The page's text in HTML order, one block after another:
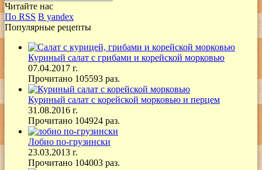
Читайте нас
По RSS В yandex
Популярные рецепты
Куриный салат с грибами и корейской морковью
07.04.2017 г.
Прочитано 105593 раз.
Куриный салат с корейской морковью и перцем
31.08.2016 г.
Прочитано 104924 раз.
Лобио по-грузински
23.03.2013 г.
Прочитано 104003 раз.